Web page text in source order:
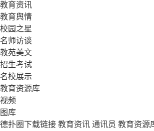
教育资讯
教育舆情
校园之星
名师访谈
教苑美文
招生考试
名校展示
教育资源库
视频
图库
德扑圈下载链接 教育资讯 通讯员 教育资源